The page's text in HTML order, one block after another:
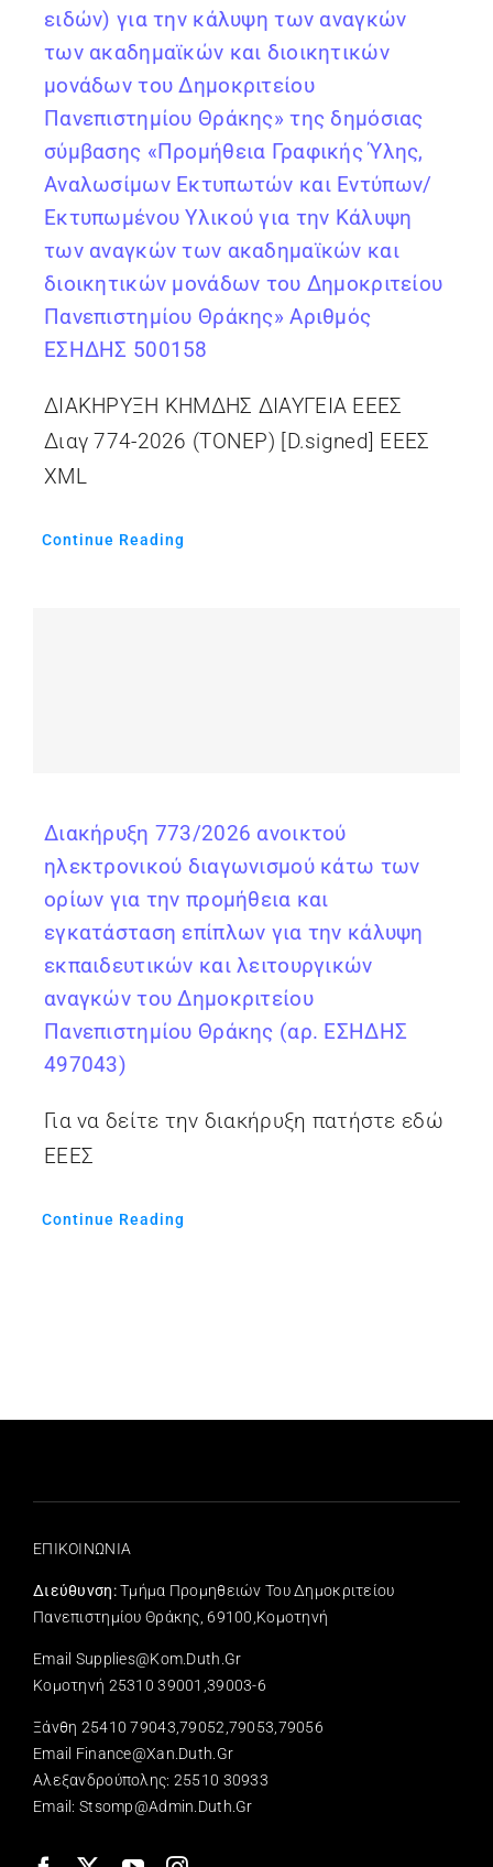
ειδών) για την κάλυψη των αναγκών
των ακαδημαϊκών και διοικητικών
μονάδων του Δημοκριτείου
Πανεπιστημίου Θράκης» της δημόσιας
σύμβασης «Προμήθεια Γραφικής Ύλης,
Αναλωσίμων Εκτυπωτών και Εντύπων/
Εκτυπωμένου Υλικού για την Κάλυψη
των αναγκών των ακαδημαϊκών και
διοικητικών μονάδων του Δημοκριτείου
Πανεπιστημίου Θράκης» Αριθμός
ΕΣΗΔΗΣ 500158
ΔΙΑΚΗΡΥΞΗ ΚΗΜΔΗΣ ΔΙΑΥΓΕΙΑ ΕΕΕΣ
Διαγ 774-2026 (ΤΟΝΕΡ) [D.signed] ΕΕΕΣ
XML
Continue Reading
Διακήρυξη 773/2026 ανοικτού
ηλεκτρονικού διαγωνισμού κάτω των
ορίων για την προμήθεια και
εγκατάσταση επίπλων για την κάλυψη
εκπαιδευτικών και λειτουργικών
αναγκών του Δημοκριτείου
Πανεπιστημίου Θράκης (αρ. ΕΣΗΔΗΣ
497043)
Για να δείτε την διακήρυξη πατήστε εδώ
ΕΕΕΣ
Continue Reading
ΕΠΙΚΟΙΝΩΝΙΑ
Διεύθυνση:Τμήμα Προμηθειών Του Δημοκριτείου
Πανεπιστημίου Θράκης, 69100,Κομοτηνή
Email Supplies@kom.duth.gr
Κομοτηνή 25310 39001,39003-6
Ξάνθη 25410 79043,79052,79053,79056
Email Finance@xan.duth.gr
Αλεξανδρούπολης: 25510 30933
Email: Stsomp@admin.duth.gr